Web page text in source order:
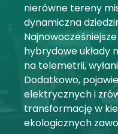
Portal dealera
Wsparcie
Moje konto
Proszę się zalogować
nierówne tereny
dynamiczna
hybrydowe układy
na telemetrii,
Dodatkowo,
elektrycznych i
transformację w
ekologicznych